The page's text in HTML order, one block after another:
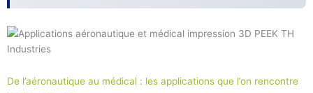
De l’aéronautique au médical : les applications que l’on rencontre